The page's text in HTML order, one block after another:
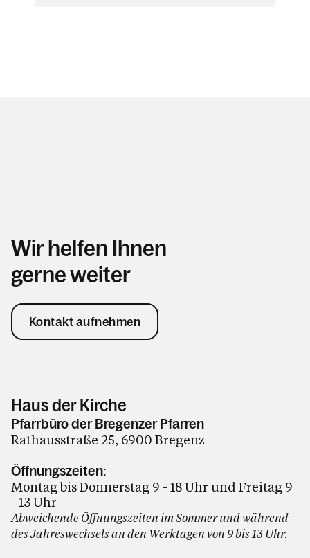
Wir helfen Ihnen
gerne weiter
Kontakt aufnehmen
Haus der Kirche
Pfarrbüro der Bregenzer Pfarren
Rathausstraße 25, 6900 Bregenz
Öffnungszeiten:
Montag bis Donnerstag 9 - 18 Uhr und Freitag 9
- 13 Uhr
Abweichende Öffnungszeiten im Sommer und während
des Jahreswechsels an den Werktagen von 9 bis 13 Uhr.